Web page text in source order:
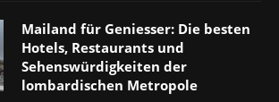
Mailand für Geniesser: Die besten
Hotels, Restaurants und
Sehenswürdigkeiten der
lombardischen Metropole